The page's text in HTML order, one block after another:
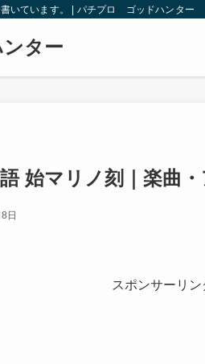
いています。 | パチプロ ゴッドハンター
ター
始マリノ刻｜楽曲
日
スポンサーリン